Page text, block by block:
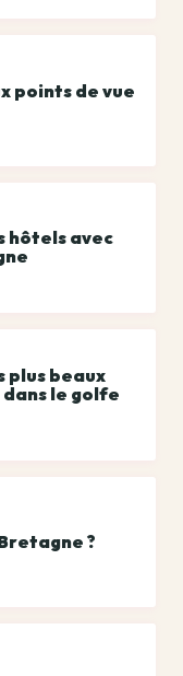
points de vue
hôtels avec
plus beaux
le golfe
?